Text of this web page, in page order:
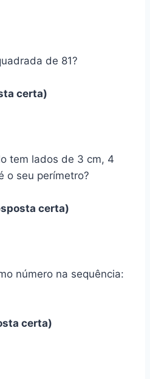
de 81?
certa)
tem lados de 3 cm, 4
o seu perímetro?
certa)
número na sequência:
certa)